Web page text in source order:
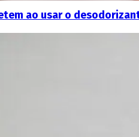
ao usar o